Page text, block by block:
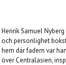
Henrik Samuel
och personlighet
hem där fadern var
över Centralasien,